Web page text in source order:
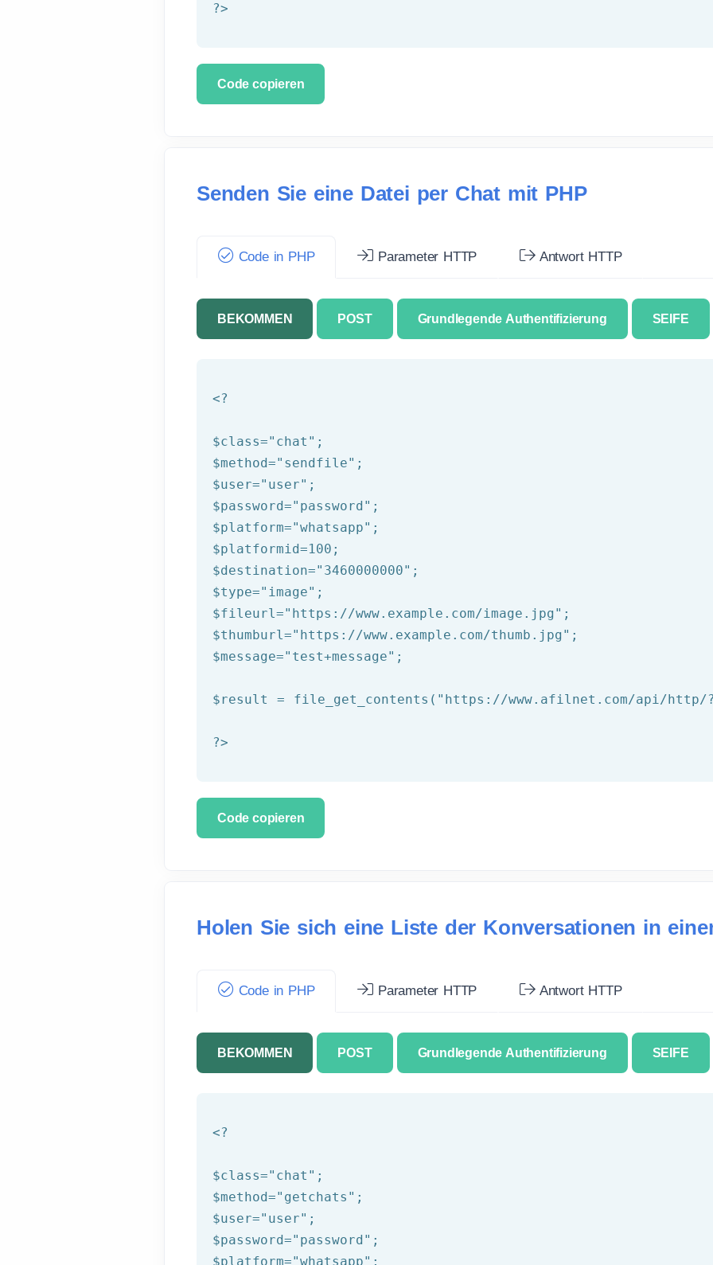
?>
Code copieren
Senden Sie eine Datei per Chat mit PHP
Code in PHP Parameter HTTP Antwort HTTP
BEKOMMEN POST Grundlegende Authentifizierung SEIFE
<?
$class="chat"
$method="sendfile"
$user="user"
$password="password"
$platform="whatsapp"
$platformid=100
$destination="3460000000"
$type="image"
$fileurl="https://www.example.com/image.jpg"
$thumburl="https://www.example.com/thumb.jpg"
$message="test+message" ;
$result = file_get_contents( "https://www.afilnet.com/api/http/
?>
Code copieren
Holen Sie sich eine Liste der Konversationen in
Code in PHP Parameter HTTP Antwort HTTP
BEKOMMEN POST Grundlegende Authentifizierung SEIFE
<?
$class="chat"
$method="getchats"
$user="user"
$password="password"
$platform="whatsapp"